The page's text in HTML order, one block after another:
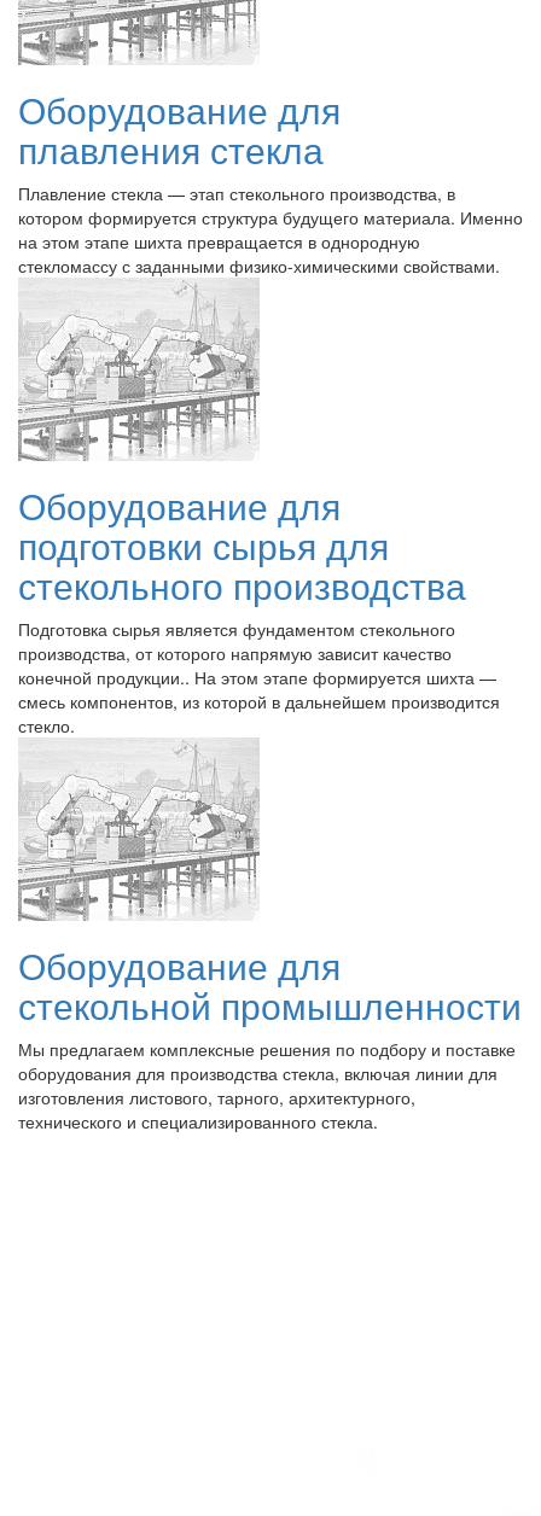
Оборудование для
плавления стекла
Плавление стекла — этап стекольного производства, в
котором формируется структура будущего материала. Именно
на этом этапе шихта превращается в однородную
стекломассу с заданными физико-химическими свойствами.
Оборудование для
подготовки сырья для
стекольного производства
Подготовка сырья является фундаментом стекольного
производства, от которого напрямую зависит качество
конечной продукции.. На этом этапе формируется шихта —
смесь компонентов, из которой в дальнейшем производится
стекло.
Оборудование для
стекольной промышленности
Мы предлагаем комплексные решения по подбору и поставке
оборудования для производства стекла, включая линии для
изготовления листового, тарного, архитектурного,
технического и специализированного стекла.